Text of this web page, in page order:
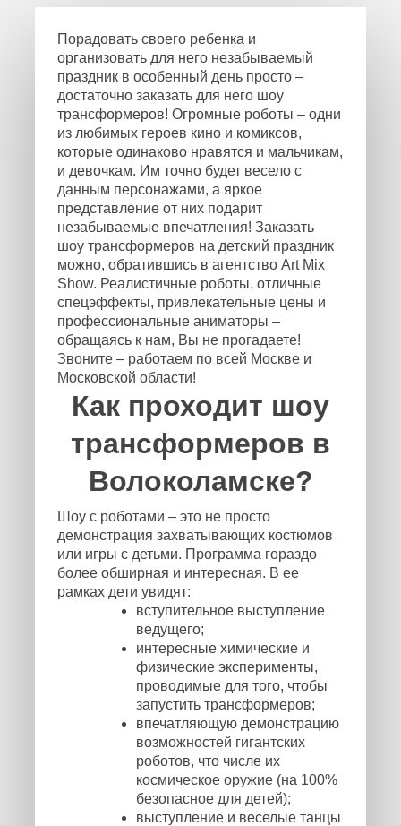
Порадовать своего ребенка и
организовать для него незабываемый
праздник в особенный день просто –
достаточно заказать для него шоу
трансформеров! Огромные роботы – одни
из любимых героев кино и комиксов,
которые одинаково нравятся и мальчикам,
и девочкам. Им точно будет весело с
данным персонажами, а яркое
представление от них подарит
незабываемые впечатления! Заказать
шоу трансформеров на детский праздник
можно, обратившись в агентство Art Mix
Show. Реалистичные роботы, отличные
спецэффекты, привлекательные цены и
профессиональные аниматоры –
обращаясь к нам, Вы не прогадаете!
Звоните – работаем по всей Москве и
Московской области!
Как проходит шоу
трансформеров в
Волоколамске?
Шоу с роботами – это не просто
демонстрация захватывающих костюмов
или игры с детьми. Программа гораздо
более обширная и интересная. В ее
рамках дети увидят:
вступительное выступление
ведущего;
интересные химические и
физические эксперименты,
проводимые для того, чтобы
запустить трансформеров;
впечатляющую демонстрацию
возможностей гигантских
роботов, что числе их
космическое оружие (на 100%
безопасное для детей);
выступление и веселые танцы